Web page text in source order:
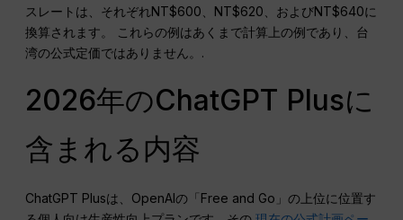
スレートは、それぞれNT$600、NT$620、およびNT$640に
換算されます。 これらの例はあくまで計算上の例であり、台
湾の公式定価ではありません。.
2026年のChatGPT Plusに
含まれる内容
ChatGPT Plusは、OpenAIの「Free and Go」の上位に位置す